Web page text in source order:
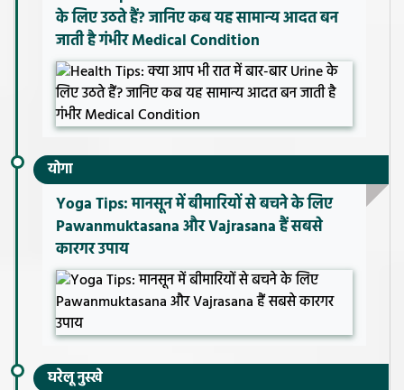
के लिए उठते हैं? जानिए कब यह सामान्य आदत बन
जाती है गंभीर Medical Condition
योगा
Yoga Tips: मानसून में बीमारियों से बचने के लिए
Pawanmuktasana और Vajrasana हैं सबसे
कारगर उपाय
घरेलू नुस्खे